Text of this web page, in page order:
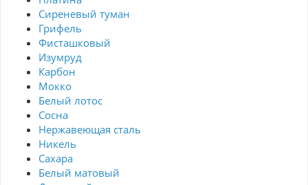
Сиреневый туман
Грифель
Фисташковый
Изумруд
Карбон
Мокко
Белый лотос
Сосна
Нержавеющая сталь
Никель
Сахара
Белый матовый